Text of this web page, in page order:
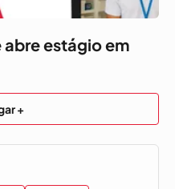
abre estágio em
+